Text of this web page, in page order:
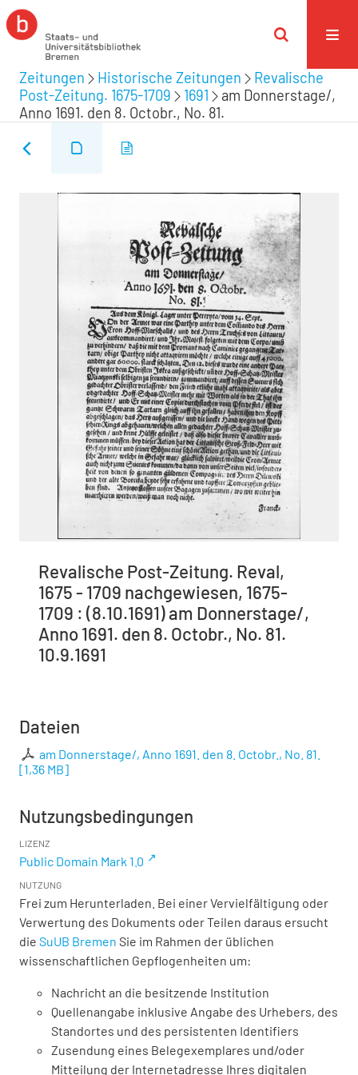
Zeitungen Historische Zeitungen
Revalische
Post-Zeitung. 1675-1709
1691
am Donnerstage/,
Anno 1691. den 8. Octobr., No. 81.
Revalische Post-Zeitung. Reval,
1675 - 1709 nachgewiesen, 1675-
1709 : (8.10.1691) am Donnerstage/,
Anno 1691. den 8. Octobr., No. 81.
10.9.1691
Dateien
am Donnerstage/, Anno 1691. den 8. Octobr., No. 81.
[1,36 MB]
Nutzungsbedingungen
LIZENZ
Public Domain Mark 1.0
NUTZUNG
Frei zum Herunterladen. Bei einer Vervielfältigung oder
Verwertung des Dokuments oder Teilen daraus ersucht
die SuUB Bremen Sie im Rahmen der üblichen
wissenschaftlichen Gepflogenheiten um:
Nachricht an die besitzende Institution
Quellenangabe inklusive Angabe des Urhebers, des
Standortes und des persistenten Identifiers
Zusendung eines Belegexemplares und/oder
Mitteilung der Internetadresse Ihres digitalen